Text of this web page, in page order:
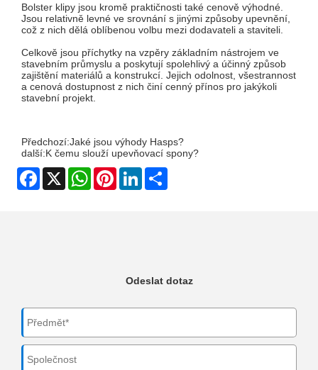
Bolster klipy jsou kromě praktičnosti také cenově výhodné.
Jsou relativně levné ve srovnání s jinými způsoby upevnění,
což z nich dělá oblíbenou volbu mezi dodavateli a staviteli.
Celkově jsou příchytky na vzpěry základním nástrojem ve
stavebním průmyslu a poskytují spolehlivý a účinný způsob
zajištění materiálů a konstrukcí. Jejich odolnost, všestrannost
a cenová dostupnost z nich činí cenný přínos pro jakýkoli
stavební projekt.
Předchozí:Jaké jsou výhody Hasps?
další:K čemu slouží upevňovací spony?
Facebook
X WhatsAppPinterestLinkedIn
Odeslat dotaz